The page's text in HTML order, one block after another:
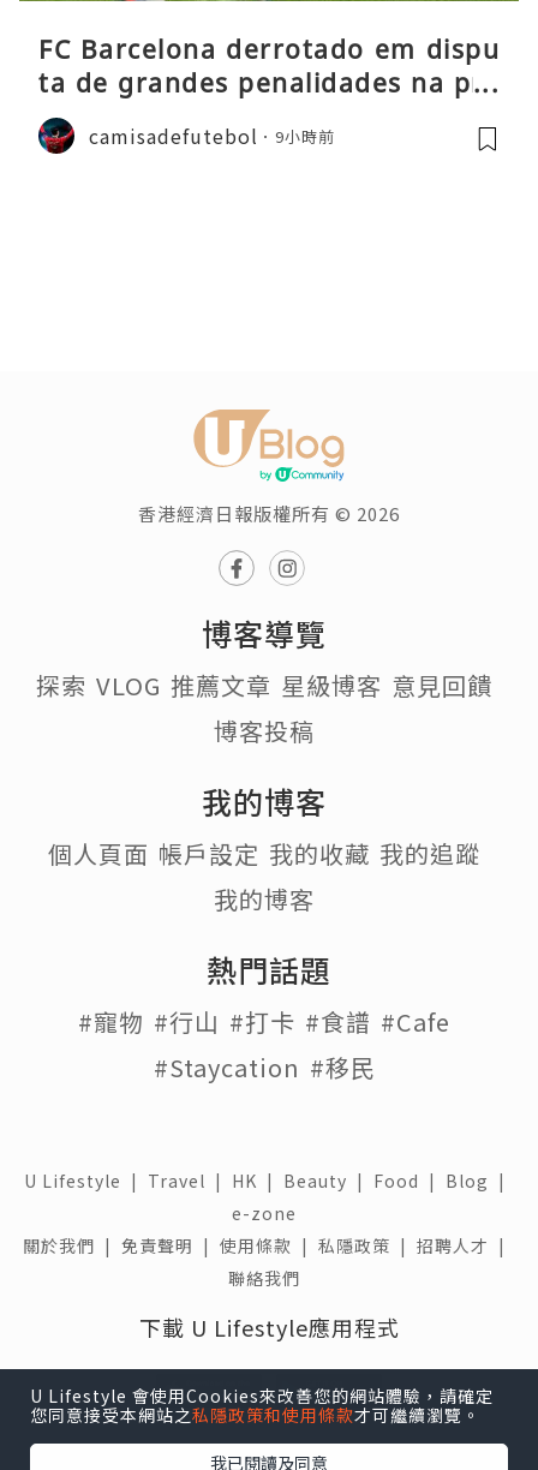
FC Barcelona derrotado em dispu
ta de grandes penalidades na pré
-época
camisadefutebol 9小時前
香港經濟日報版權所有 © 2026
博客導覽
探索 VLOG 推薦文章 星級博客 意見回饋
博客投稿
我的博客
個人頁面 帳戶設定 我的收藏 我的追蹤
我的博客
熱門話題
#寵物 #行山 #打卡 #食譜 #Cafe
#Staycation #移民
U Lifestyle | Travel | HK | Beauty | Food | Blog |
e-zone
關於我們 | 免責聲明 | 使用條款 | 私隱政策 | 招聘人才 |
聯絡我們
下載 U Lifestyle應用程式
U Lifestyle 會使用Cookies來改善您的網站體驗，請確定
您同意接受本網站之私隱政策和使用條款才可繼續瀏覽。
我已閱讀及同意